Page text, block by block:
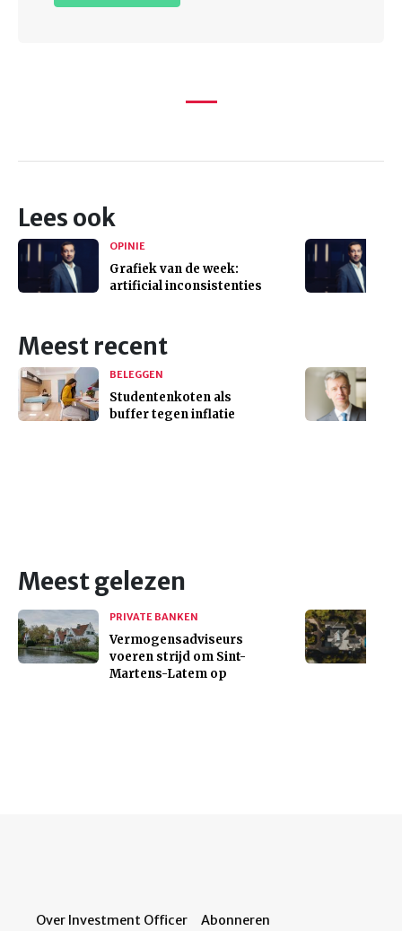
Lees ook
OPINIE
Grafiek van de week:
artificial inconsistenties
Meest recent
BELEGGEN
Studentenkoten als
buffer tegen inflatie
Meest gelezen
PRIVATE BANKEN
Vermogensadviseurs
voeren strijd om Sint-
Martens-Latem op
Over Investment Officer Abonneren